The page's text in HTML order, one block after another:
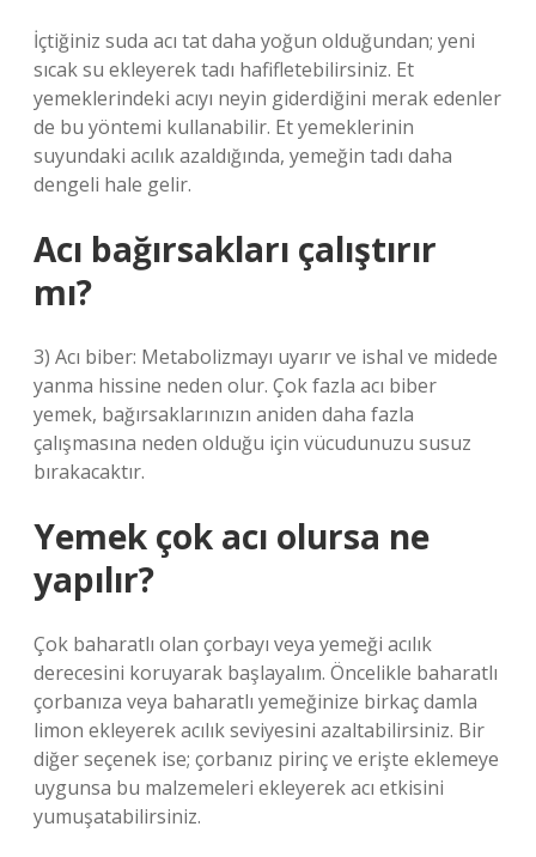
İçtiğiniz suda acı tat daha yoğun olduğundan; yeni
sıcak su ekleyerek tadı hafifletebilirsiniz. Et
yemeklerindeki acıyı neyin giderdiğini merak edenler
de bu yöntemi kullanabilir. Et yemeklerinin
suyundaki acılık azaldığında, yemeğin tadı daha
dengeli hale gelir.
Acı bağırsakları çalıştırır
mı?
3) Acı biber: Metabolizmayı uyarır ve ishal ve midede
yanma hissine neden olur. Çok fazla acı biber
yemek, bağırsaklarınızın aniden daha fazla
çalışmasına neden olduğu için vücudunuzu susuz
bırakacaktır.
Yemek çok acı olursa ne
yapılır?
Çok baharatlı olan çorbayı veya yemeği acılık
derecesini koruyarak başlayalım. Öncelikle baharatlı
çorbanıza veya baharatlı yemeğinize birkaç damla
limon ekleyerek acılık seviyesini azaltabilirsiniz. Bir
diğer seçenek ise; çorbanız pirinç ve erişte eklemeye
uygunsa bu malzemeleri ekleyerek acı etkisini
yumuşatabilirsiniz.